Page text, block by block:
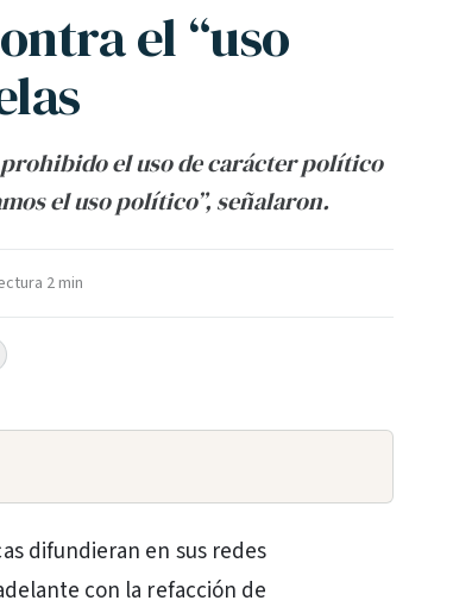
el “uso
el uso de carácter político
el uso político”, señalaron.
2 min
difundieran en sus redes
con la refacción de